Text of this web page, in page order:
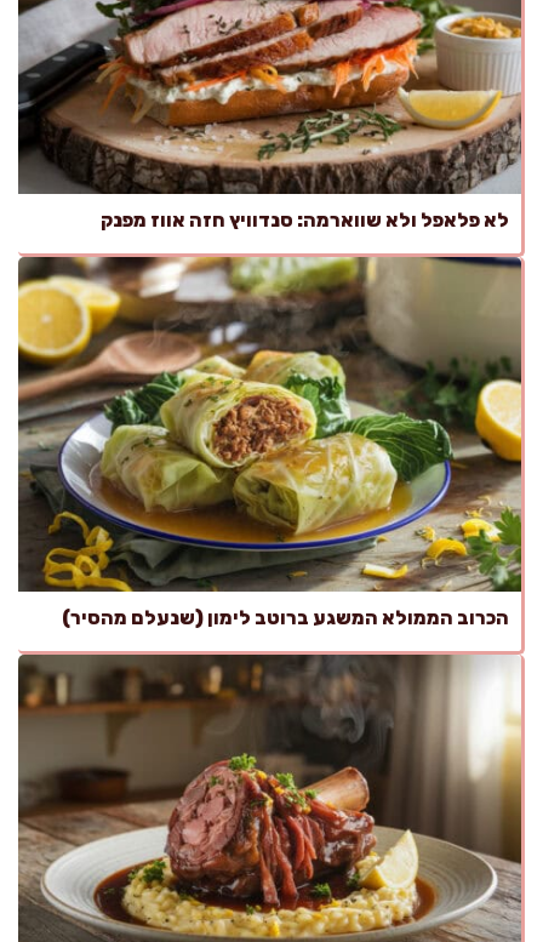
לא פלאפל ולא שווארמה: סנדוויץ חזה אווז מפנק
הכרוב הממולא המשגע ברוטב לימון (שנעלם מהסיר)